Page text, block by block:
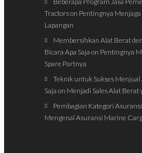
Tractorson Pentingnya
Lapangan
Membersihkan Alat Berat
Bicara Apa Saja on Pentingnya
Spare Partnya
Teknik untuk Sukses Menjual
Saja on Menjadi Sales Alat Berat
Pembagian Kategori
Mengenal Asuransi Marine